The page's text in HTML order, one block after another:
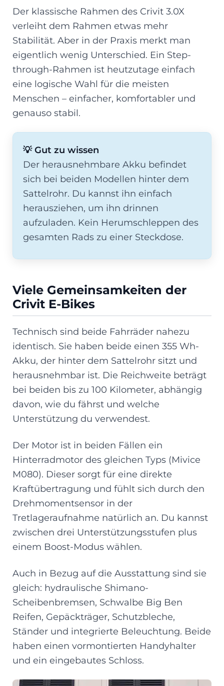
Der klassische Rahmen des Crivit 3.0X
verleiht dem Rahmen etwas mehr
Stabilität. Aber in der Praxis merkt man
eigentlich wenig Unterschied. Ein Step-
through-Rahmen ist heutzutage einfach
eine logische Wahl für die meisten
Menschen – einfacher, komfortabler und
genauso stabil.
💡 Gut zu wissen
Der herausnehmbare Akku befindet
sich bei beiden Modellen hinter dem
Sattelrohr. Du kannst ihn einfach
herausziehen, um ihn drinnen
aufzuladen. Kein Herumschleppen des
gesamten Rads zu einer Steckdose.
Viele Gemeinsamkeiten der
Crivit E-Bikes
Technisch sind beide Fahrräder nahezu
identisch. Sie haben beide einen 355 Wh-
Akku, der hinter dem Sattelrohr sitzt und
herausnehmbar ist. Die Reichweite beträgt
bei beiden bis zu 100 Kilometer, abhängig
davon, wie du fährst und welche
Unterstützung du verwendest.
Der Motor ist in beiden Fällen ein
Hinterradmotor des gleichen Typs (Mivice
M080). Dieser sorgt für eine direkte
Kraftübertragung und fühlt sich durch den
Drehmomentsensor in der
Tretlageraufnahme natürlich an. Du kannst
zwischen drei Unterstützungsstufen plus
einem Boost-Modus wählen.
Auch in Bezug auf die Ausstattung sind sie
gleich: hydraulische Shimano-
Scheibenbremsen, Schwalbe Big Ben
Reifen, Gepäckträger, Schutzbleche,
Ständer und integrierte Beleuchtung. Beide
haben einen vormontierten Handyhalter
und ein eingebautes Schloss.